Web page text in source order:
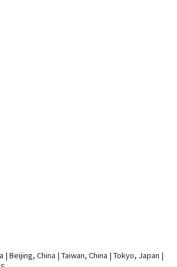
| Beijing, China | Taiwan, China | Tokyo, Japan |